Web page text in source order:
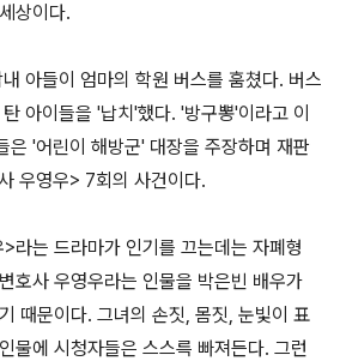
상이다.
아들이 엄마의 학원 버스를 훔쳤다. 버스
아이들을 '납치'했다. '방구뽕'이라고 이
은 '어린이 해방군' 대장을 주장하며 재판
우영우> 7회의 사건이다.
라는 드라마가 인기를 끄는데는 자폐형
호사 우영우라는 인물을 박은빈 배우가
때문이다. 그녀의 손짓, 몸짓, 눈빛이 표
물에 시청자들은 스스륵 빠져든다. 그런